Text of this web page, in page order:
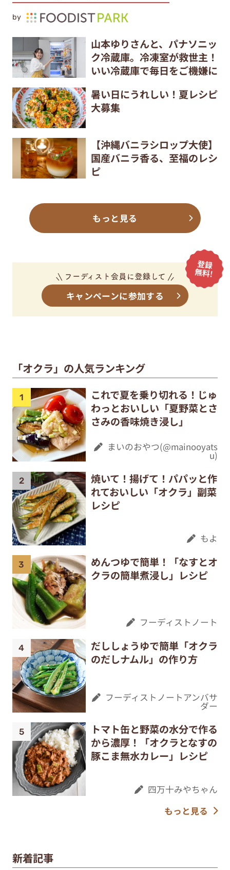
by
山本ゆりさんと、パナソニッ
ク冷蔵庫。冷凍室が救世主！
いい冷蔵庫で毎日をご機嫌に
暑い日にうれしい！夏レシピ
大募集
【沖縄バニラシロップ大使】
国産バニラ香る、至福のレシ
ピ
もっと見る
キャンペーンに参加する
「オクラ」の人気ランキング
これで夏を乗り切れる！じゅ
わっとおいしい「夏野菜とさ
さみの香味焼き浸し」
まいのおやつ(@mainooyats
u)
焼いて！揚げて！パパッと作
れておいしい「オクラ」副菜
レシピ
もよ
めんつゆで簡単！「なすとオ
クラの簡単煮浸し」レシピ
フーディストノート
だししょうゆで簡単「オクラ
のだしナムル」の作り方
フーディストノートアンバサ
ダー
トマト缶と野菜の水分で作る
から濃厚！「オクラとなすの
豚こま無水カレー」レシピ
四万十みやちゃん
もっと見る
新着記事